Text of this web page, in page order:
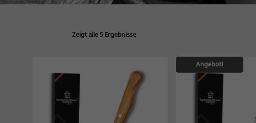
Zeigt alle 5 Ergebnisse
Angebot!
Hier finden Sie
Einwilligung zu
lassen und so nur
Alle akzeptieren